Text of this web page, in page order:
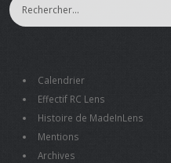
Calendrier
Effectif RC Lens
Histoire de MadeInLens
Mentions
Archives